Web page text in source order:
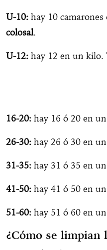
U-10: hay 10
colosal.
U-12: hay 12 en un kilo.
16-20: hay 16 ó 20 en
26-30: hay 26 ó 30 en
31-35: hay 31 ó 35 en
41-50: hay 41 ó 50 en
51-60: hay 51 ó 60 en
¿Cómo se limpian